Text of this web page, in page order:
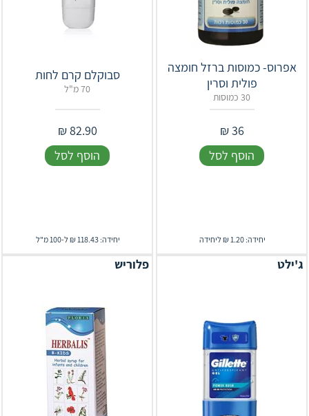
אפרוס- כמוסות ברזל חומצה
פולית וסרין
30 כמוסות
36
₪
הוסף לסל
יחידה: 1.20 ₪ ליחידה
סבוקלם קרם לחות
70 מ"ל
82.90
₪
הוסף לסל
יחידה: 118.43 ₪ ל-100 מ"ל
ג'ילט פלוריש